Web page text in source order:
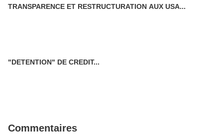
TRANSPARENCE ET RESTRUCTURATION AUX USA...
"DETENTION" DE CREDIT...
Commentaires